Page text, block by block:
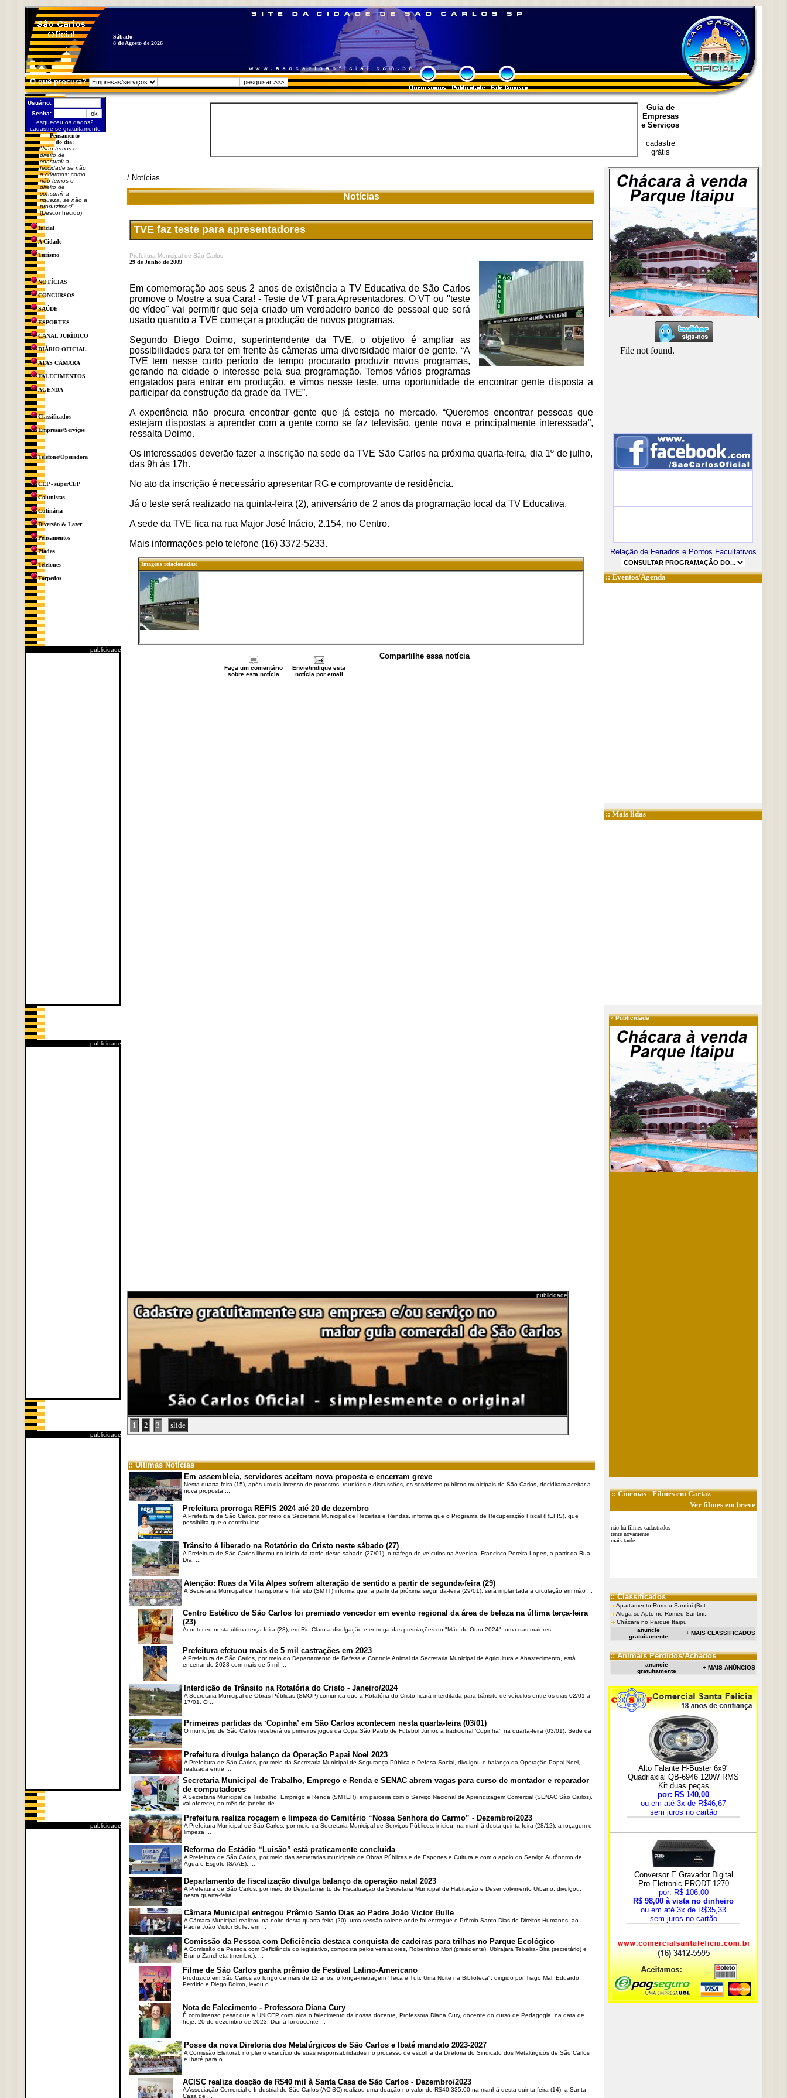
Sábado
8 de Agosto de 2026
O quê procura?
Usuário:
Senha:
esqueceu os dados?
cadastre-se gratuitamente
Pensamento
do dia:
"Não temos o
direito de
consumir a
felicidade se não
a criarmos: como
não temos o
direito de
consumir a
riqueza, se não a
produzimos!"
(Desconhecido)
Inicial
A Cidade
Turismo
NOTÍCIAS
CONCURSOS
SAÚDE
ESPORTES
CANAL JURÍDICO
DIÁRIO OFICIAL
ATAS CÂMARA
FALECIMENTOS
AGENDA
Classificados
Empresas/Serviços
Telefone/Operadora
CEP - superCEP
Colunistas
Culinária
Diversão & Lazer
Pensamentos
Piadas
Telefones
Torpedos
publicidade
publicidade
publicidade
publicidade
Guia de
Empresas
e Serviços
cadastre
grátis
/ Notícias
Notícias
TVE faz teste para apresentadores
Prefeitura Municipal de São Carlos
29 de Junho de 2009
Em comemoração aos seus 2 anos de existência a TV Educativa de São Carlos
promove o Mostre a sua Cara! - Teste de VT para Apresentadores. O VT ou "teste
de vídeo" vai permitir que seja criado um verdadeiro banco de pessoal que será
usado quando a TVE começar a produção de novos programas.
Segundo Diego Doimo, superintendente da TVE, o objetivo é ampliar as
possibilidades para ter em frente às câmeras uma diversidade maior de gente. “A
TVE tem nesse curto período de tempo procurado produzir novos programas,
gerando na cidade o interesse pela sua programação. Temos vários programas
engatados para entrar em produção, e vimos nesse teste, uma oportunidade de encontrar gente disposta a
participar da construção da grade da TVE”.
A experiência não procura encontrar gente que já esteja no mercado. “Queremos encontrar pessoas que
estejam dispostas a aprender com a gente como se faz televisão, gente nova e principalmente interessada”,
ressalta Doimo.
Os interessados deverão fazer a inscrição na sede da TVE São Carlos na próxima quarta-feira, dia 1º de julho,
das 9h às 17h.
No ato da inscrição é necessário apresentar RG e comprovante de residência.
Já o teste será realizado na quinta-feira (2), aniversário de 2 anos da programação local da TV Educativa.
A sede da TVE fica na rua Major José Inácio, 2.154, no Centro.
Mais informações pelo telefone (16) 3372-5233.
Imagens relacionadas:
Compartilhe essa notícia
Faça um comentário
sobre esta notícia
Envie/indique esta
notícia por email
publicidade
1 2 3 slide
:: Últimas Notícias
Em assembleia, servidores aceitam nova proposta e encerram greve
Nesta quarta-feira (15), após um dia intenso de protestos, reuniões e discussões, os servidores públicos municipais de São Carlos, decidiram aceitar a
nova proposta ...
Prefeitura prorroga REFIS 2024 até 20 de dezembro
A Prefeitura de São Carlos, por meio da Secretaria Municipal de Receitas e Rendas, informa que o Programa de Recuperação Fiscal (REFIS), que
possibilita que o contribuinte ...
Trânsito é liberado na Rotatório do Cristo neste sábado (27)
A Prefeitura de São Carlos liberou no início da tarde deste sábado (27/01), o tráfego de veículos na Avenida Francisco Pereira Lopes, a partir da Rua
Dra. ...
Atenção: Ruas da Vila Alpes sofrem alteração de sentido a partir de segunda-feira (29)
A Secretaria Municipal de Transporte e Trânsito (SMTT) informa que, a partir da próxima segunda-feira (29/01), será implantada a circulação em mão ...
Centro Estético de São Carlos foi premiado vencedor em evento regional da área de beleza na última terça-feira
(23)
Aconteceu nesta última terça-feira (23), em Rio Claro a divulgação e entrega das premiações do "Mão de Ouro 2024", uma das maiores ...
Prefeitura efetuou mais de 5 mil castrações em 2023
A Prefeitura de São Carlos, por meio do Departamento de Defesa e Controle Animal da Secretaria Municipal de Agricultura e Abastecimento, está
encerrando 2023 com mais de 5 mil ...
Interdição de Trânsito na Rotatória do Cristo - Janeiro/2024
A Secretaria Municipal de Obras Públicas (SMOP) comunica que a Rotatória do Cristo ficará interditada para trânsito de veículos entre os dias 02/01 a
17/01. O ...
Primeiras partidas da ‘Copinha’ em São Carlos acontecem nesta quarta-feira (03/01)
O município de São Carlos receberá os primeiros jogos da Copa São Paulo de Futebol Júnior, a tradicional ‘Copinha’, na quarta-feira (03/01). Sede da
Prefeitura divulga balanço da Operação Papai Noel 2023
A Prefeitura de São Carlos, por meio da Secretaria Municipal de Segurança Pública e Defesa Social, divulgou o balanço da Operação Papai Noel,
realizada entre ...
Secretaria Municipal de Trabalho, Emprego e Renda e SENAC abrem vagas para curso de montador e reparador
de computadores
A Secretaria Municipal de Trabalho, Emprego e Renda (SMTER), em parceria com o Serviço Nacional de Aprendizagem Comercial (SENAC São Carlos),
vai oferecer, no mês de janeiro de ...
Prefeitura realiza roçagem e limpeza do Cemitério “Nossa Senhora do Carmo” - Dezembro/2023
A Prefeitura Municipal de São Carlos, por meio da Secretaria Municipal de Serviços Públicos, iniciou, na manhã desta quinta-feira (28/12), a roçagem e
limpeza ...
Reforma do Estádio “Luisão” está praticamente concluída
A Prefeitura de São Carlos, por meio das secretarias municipais de Obras Públicas e de Esportes e Cultura e com o apoio do Serviço Autônomo de
Água e Esgoto (SAAE), ...
Departamento de fiscalização divulga balanço da operação natal 2023
A Prefeitura de São Carlos, por meio do Departamento de Fiscalização da Secretaria Municipal de Habitação e Desenvolvimento Urbano, divulgou,
nesta quarta-feira ...
Câmara Municipal entregou Prêmio Santo Dias ao Padre João Victor Bulle
A Câmara Municipal realizou na noite desta quarta-feira (20), uma sessão solene onde foi entregue o Prêmio Santo Dias de Direitos Humanos, ao
Padre João Victor Bulle, em ...
Comissão da Pessoa com Deficiência destaca conquista de cadeiras para trilhas no Parque Ecológico
A Comissão da Pessoa com Deficiência do legislativo, composta pelos vereadores, Robertinho Mori (presidente), Ubirajara Teixeira- Bira (secretário) e
Bruno Zancheta (membro), ...
Filme de São Carlos ganha prêmio de Festival Latino-Americano
Produzido em São Carlos ao longo de mais de 12 anos, o longa-metragem "Teca e Tuti: Uma Noite na Biblioteca", dirigido por Tiago Mal, Eduardo
Perdido e Diego Doimo, levou o ...
Nota de Falecimento - Professora Diana Cury
É com imenso pesar que a UNICEP comunica o falecimento da nossa docente, Professora Diana Cury, docente do curso de Pedagogia, na data de
hoje, 20 de dezembro de 2023. Diana foi docente ...
Posse da nova Diretoria dos Metalúrgicos de São Carlos e Ibaté mandato 2023-2027
A Comissão Eleitoral, no pleno exercício de suas responsabilidades no processo de escolha da Diretoria do Sindicato dos Metalúrgicos de São Carlos
e Ibaté para o ...
ACISC realiza doação de R$40 mil à Santa Casa de São Carlos - Dezembro/2023
A Associação Comercial e Industrial de São Carlos (ACISC) realizou uma doação no valor de R$40.335,00 na manhã desta quinta-feira (14), a Santa
Casa de ...
Relação de Feriados e Pontos Facultativos
::Eventos/Agenda
:: Mais lidas
»Publicidade
::Cinemas- Filmes em Cartaz
Ver filmes em breve
não há filmes cadastrados
tente novamente
mais tarde
:: Classificados
Apartamento Romeu Santini (Bot...
Aluga-se Apto no Romeu Santini...
Chácara no Parque Itaipu
anuncie
gratuitamente
+ MAIS CLASSIFICADOS
:: Animais Perdidos/Achados
anuncie
gratuitamente
+ MAIS ANÚNCIOS